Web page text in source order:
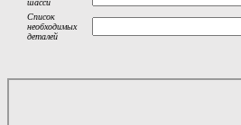
шасси
Список
необходимых
деталей